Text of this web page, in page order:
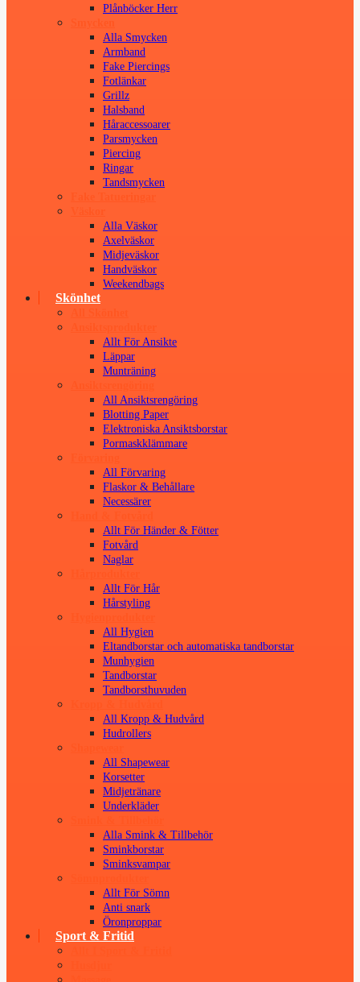
Plånböcker Herr
Alla Smycken
Armband
Fake Piercings
Fotlänkar
Grillz
Halsband
Håraccessoarer
Parsmycken
Piercing
Ringar
Tandsmycken
Alla Väskor
Axelväskor
Midjeväskor
Handväskor
Weekendbags
Skönhet
Allt För Ansikte
Läppar
Munträning
All Ansiktsrengöring
Blotting Paper
Elektroniska Ansiktsborstar
Pormaskklämmare
All Förvaring
Flaskor & Behållare
Necessärer
Allt För Händer & Fötter
Fotvård
Naglar
Allt För Hår
Hårstyling
All Hygien
Eltandborstar och automatiska tandborstar
Munhygien
Tandborstar
Tandborsthuvuden
All Kropp & Hudvård
Hudrollers
All Shapewear
Korsetter
Midjetränare
Underkläder
Alla Smink & Tillbehör
Sminkborstar
Sminksvampar
Allt För Sömn
Anti snark
Öronproppar
Sport & Fritid